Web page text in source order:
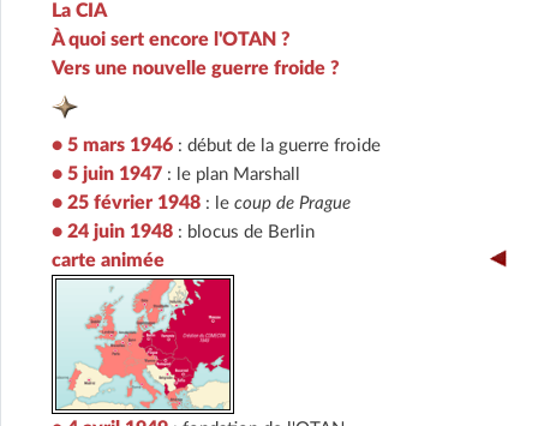
La CIA
À quoi sert encore l'OTAN ?
Vers une nouvelle guerre froide ?
• 5 mars 1946 : début de la guerre froide
• 5 juin 1947 : le plan Marshall
• 25 février 1948 : le coup de Prague
• 24 juin 1948 : blocus de Berlin
carte animée